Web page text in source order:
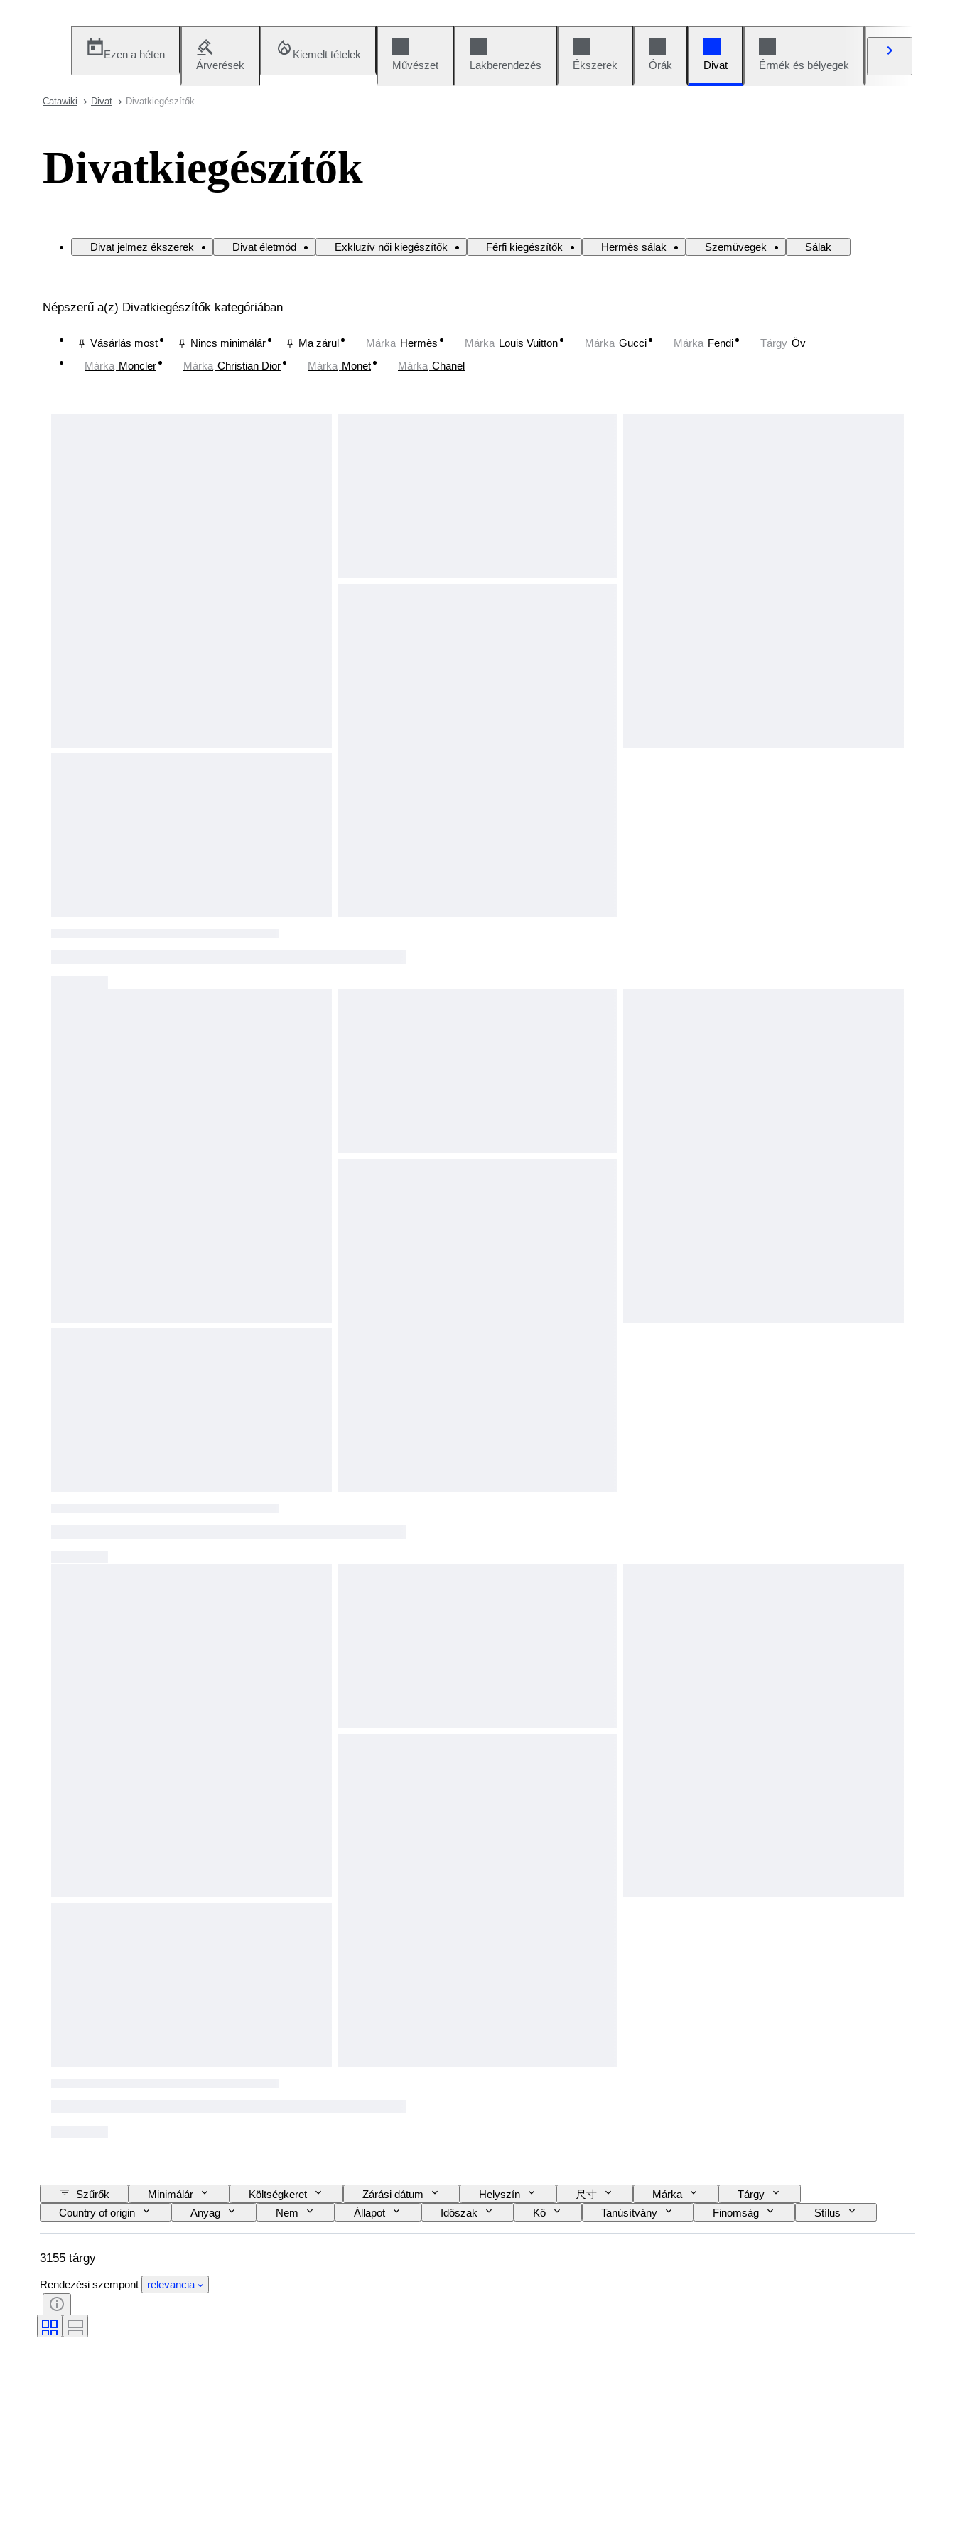
Ezen a héten
Árverések
Kiemelt tételek
Művészet
Lakberendezés Ékszerek Órák Divat Érmék és bélyegek
Catawiki Divat Divatkiegészítők
Divatkiegészítők
Divat jelmez ékszerek Divat életmód Exkluzív női kiegészítők Férfi kiegészítők Hermès sálak Szemüvegek Sálak
Népszerű a(z) Divatkiegészítők kategóriában
Vásárlás most Nincs minimálár Ma zárul Márka Hermès Márka Louis Vuitton Márka Gucci Márka Fendi Tárgy Öv
Márka Moncler Márka Christian Dior Márka Monet Márka Chanel
Szűrők Minimálár Költségkeret Zárási dátum Helyszín 尺寸 Márka
Tárgy
Country of origin
Anyag Nem Állapot Időszak Kő Tanúsítvány Finomság
Stílus
Szín
Ruházat mérete Vágás Ráírt méret Minta Tartozékok mellékelve Gyémánt típus
Méret
3155 tárgy
Rendezési szempont relevancia